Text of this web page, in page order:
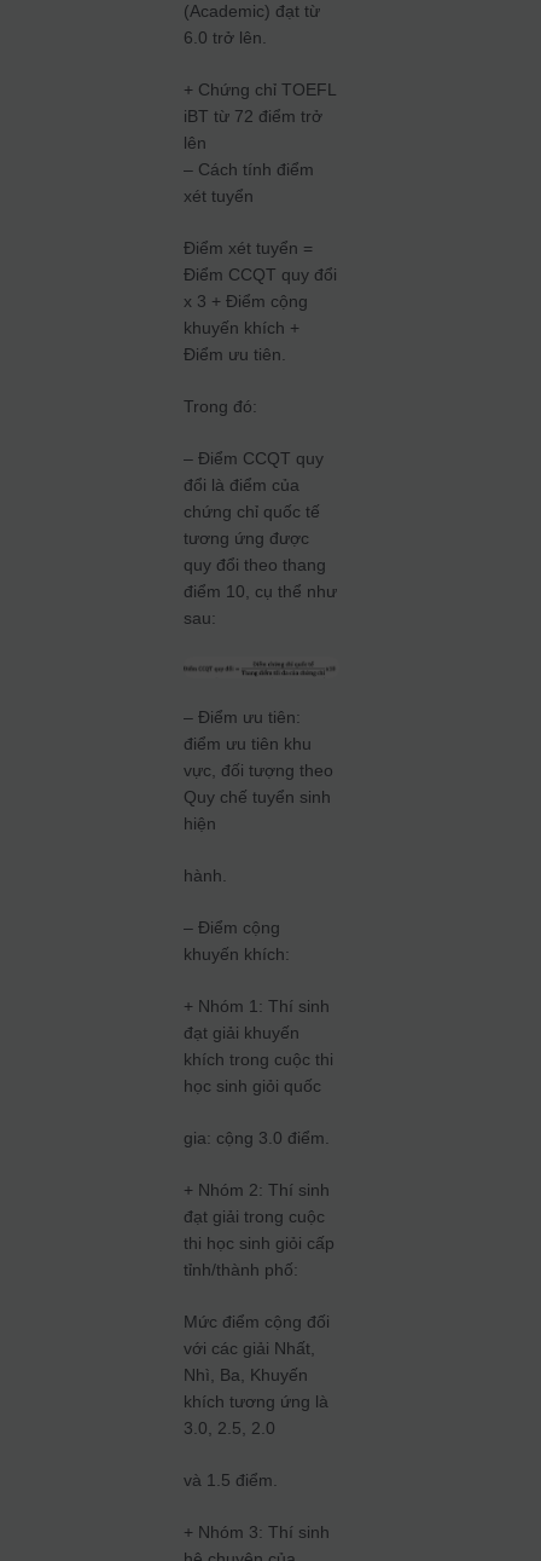
(Academic) đạt từ
6.0 trở lên.
+ Chứng chỉ TOEFL
iBT từ 72 điểm trở
lên
– Cách tính điểm
xét tuyển
Điểm xét tuyển =
Điểm CCQT quy đổi
x 3 + Điểm cộng
khuyến khích +
Điểm ưu tiên.
Trong đó:
– Điểm CCQT quy
đổi là điểm của
chứng chỉ quốc tế
tương ứng được
quy đổi theo thang
điểm 10, cụ thể như
sau:
– Điểm ưu tiên:
điểm ưu tiên khu
vực, đối tượng theo
Quy chế tuyển sinh
hiện
hành.
– Điểm cộng
khuyến khích:
+ Nhóm 1: Thí sinh
đạt giải khuyến
khích trong cuộc thi
học sinh giỏi quốc
gia: cộng 3.0 điểm.
+ Nhóm 2: Thí sinh
đạt giải trong cuộc
thi học sinh giỏi cấp
tỉnh/thành phố:
Mức điểm cộng đối
với các giải Nhất,
Nhì, Ba, Khuyến
khích tương ứng là
3.0, 2.5, 2.0
và 1.5 điểm.
+ Nhóm 3: Thí sinh